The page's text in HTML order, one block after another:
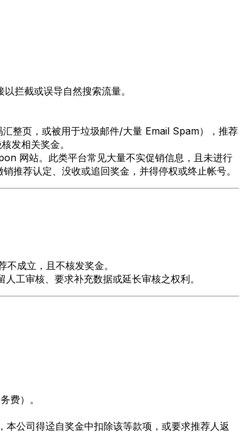
拦截或误导自然搜索流量。
整页，或被用于垃圾邮件/大量 Email Spam），推荐
发相关奖金。
网站。此类平台常见大量不实促销信息，且未进行
推荐认定、没收或追回奖金，并得停权或终止帐号。
成立，且不核发奖金。
工审核、要求补充数据或延长审核之权利。
费）。
公司得迳自奖金中扣除该等款项，或要求推荐人返